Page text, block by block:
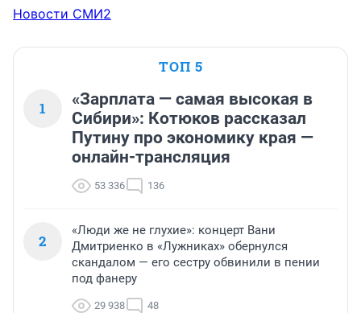
Новости СМИ2
ТОП 5
1
«Зарплата — самая высокая в
Сибири»: Котюков рассказал
Путину про экономику края —
онлайн-трансляция
53 336 136
2
«Люди же не глухие»: концерт Вани
Дмитриенко в «Лужниках» обернулся
скандалом — его сестру обвинили в пении
под фанеру
29 938 48